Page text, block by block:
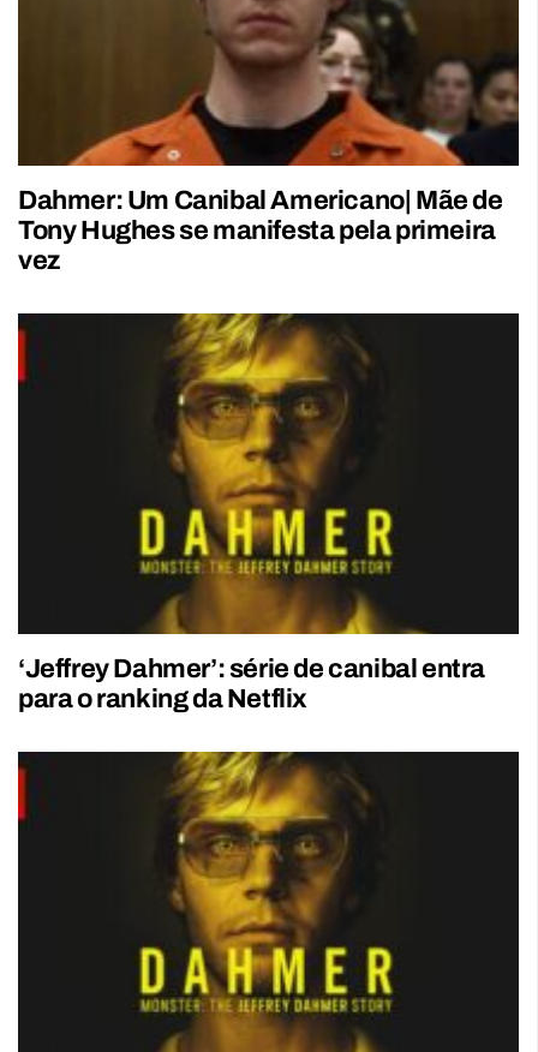
Dahmer: Um Canibal Americano| Mãe de
Tony Hughes se manifesta pela primeira
vez
‘Jeffrey Dahmer’: série de canibal entra
para o ranking da Netflix